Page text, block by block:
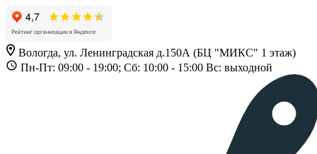
Вологда, ул. Ленинградская д.150А (БЦ "МИКС" 1 этаж)
Пн-Пт: 09:00 - 19:00; Сб: 10:00 - 15:00 Вс: выходной